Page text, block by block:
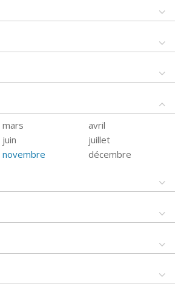
mars
avril
juin
juillet
novembre décembre